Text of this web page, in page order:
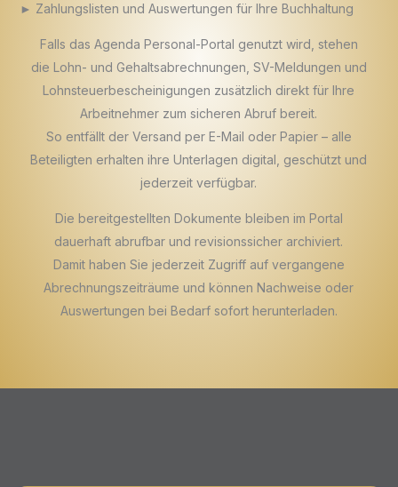
► Zahlungslisten und Auswertungen für Ihre Buchhaltung
Falls das Agenda Personal-Portal genutzt wird, stehen
die Lohn- und Gehaltsabrechnungen, SV-Meldungen und
Lohnsteuerbescheinigungen zusätzlich direkt für Ihre
Arbeitnehmer zum sicheren Abruf bereit.
So entfällt der Versand per E-Mail oder Papier – alle
Beteiligten erhalten ihre Unterlagen digital, geschützt und
jederzeit verfügbar.
Die bereitgestellten Dokumente bleiben im Portal
dauerhaft abrufbar und revisionssicher archiviert.
Damit haben Sie jederzeit Zugriff auf vergangene
Abrechnungszeiträume und können Nachweise oder
Auswertungen bei Bedarf sofort herunterladen.